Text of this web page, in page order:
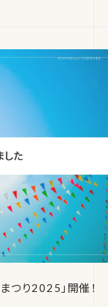
つり2025」開催！